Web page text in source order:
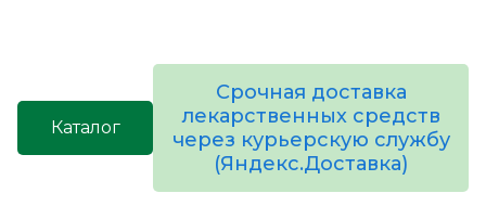
Каталог
Срочная доставка
лекарственных средств
через курьерскую службу
(Яндекс.Доставка)